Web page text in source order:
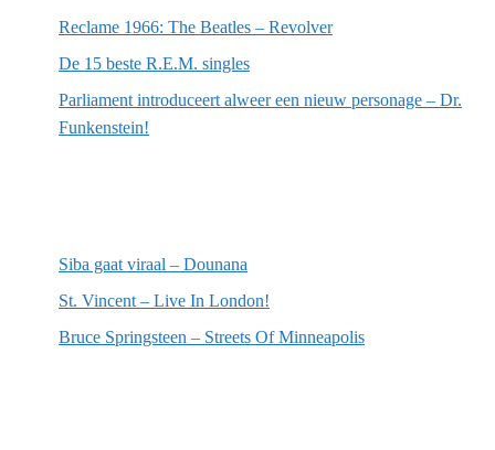
Reclame 1966: The Beatles – Revolver
De 15 beste R.E.M. singles
Parliament introduceert alweer een nieuw personage – Dr.
Funkenstein!
Siba gaat viraal – Dounana
St. Vincent – Live In London!
Bruce Springsteen – Streets Of Minneapolis